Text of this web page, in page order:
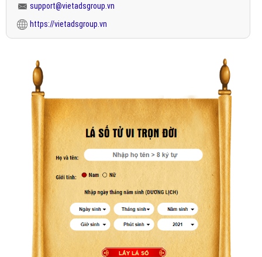
support@vietadsgroup.vn
https://vietadsgroup.vn